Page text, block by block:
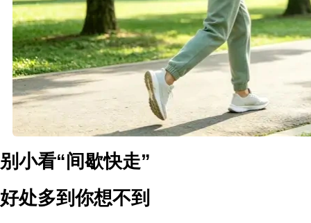
别小看“间歇快走”
好处多到你想不到